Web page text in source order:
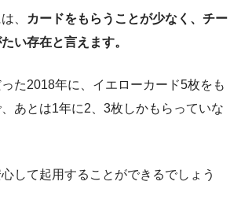
、
カードをもらうことが少なく、チー
い存在と言えます。
た2018年に、イエローカード5枚をも
あとは1年に2、3枚しかもらっていな
して起用することができるでしょう